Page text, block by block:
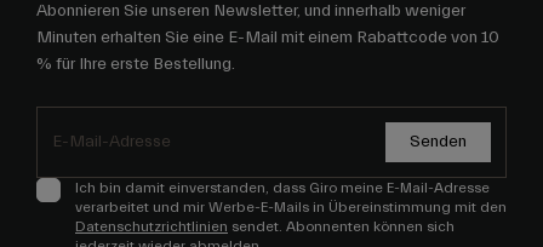
Abonnieren Sie unseren Newsletter, und innerhalb weniger
Minuten erhalten Sie eine E-Mail mit einem Rabattcode von 10
% für Ihre erste Bestellung.
Senden
Ich bin damit einverstanden, dass Giro meine E-Mail-Adresse
verarbeitet und mir Werbe-E-Mails in Übereinstimmung mit den
Datenschutzrichtlinien sendet. Abonnenten können sich